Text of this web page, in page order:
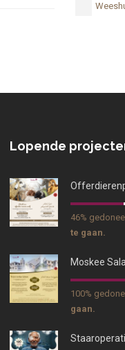
Lopende
46%
te gaan.
Moskee
100%
gaan.